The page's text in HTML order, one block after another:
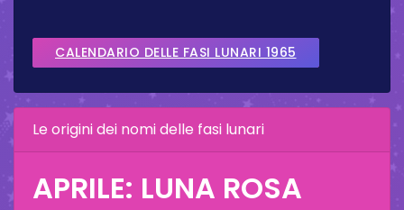
CALENDARIO DELLE FASI LUNARI 1965
Le origini dei nomi delle fasi lunari
APRILE: LUNA ROSA